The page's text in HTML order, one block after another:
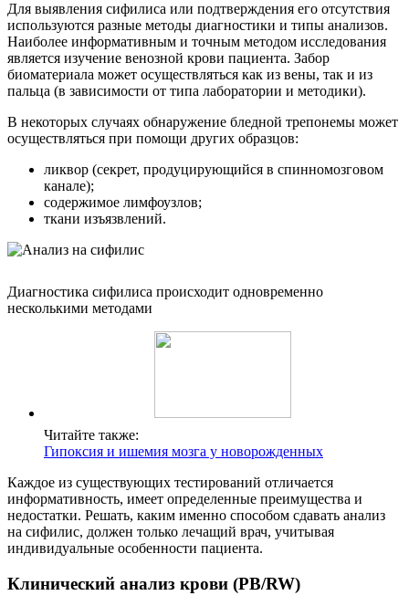
Для выявления сифилиса или подтверждения его отсутствия
используются разные методы диагностики и типы анализов.
Наиболее информативным и точным методом исследования
является изучение венозной крови пациента. Забор
биоматериала может осуществляться как из вены, так и из
пальца (в зависимости от типа лаборатории и методики).
В некоторых случаях обнаружение бледной трепонемы может
осуществляться при помощи других образцов:
ликвор (секрет, продуцирующийся в спинномозговом
канале);
содержимое лимфоузлов;
ткани изъязвлений.
Диагностика сифилиса происходит одновременно
несколькими методами
Читайте также:
Гипоксия и ишемия мозга у новорожденных
Каждое из существующих тестирований отличается
информативность, имеет определенные преимущества и
недостатки. Решать, каким именно способом сдавать анализ
на сифилис, должен только лечащий врач, учитывая
индивидуальные особенности пациента.
Клинический анализ крови (РВ/RW)